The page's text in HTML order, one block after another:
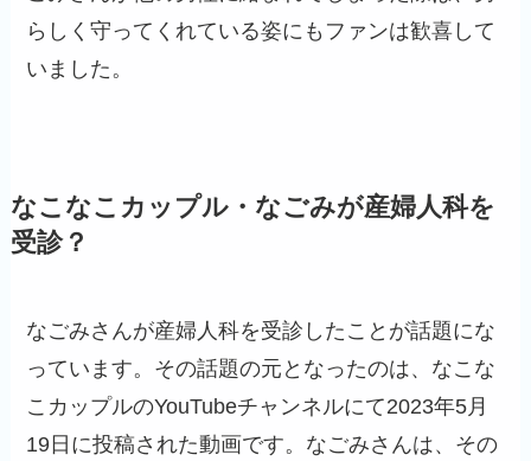
らしく守ってくれている姿にもファンは歓喜して
いました。
なこなこカップル・なごみが産婦人科を
受診？
なごみさんが産婦人科を受診したことが話題にな
っています。その話題の元となったのは、なこな
こカップルのYouTubeチャンネルにて2023年5月
19日に投稿された動画です。なごみさんは、その